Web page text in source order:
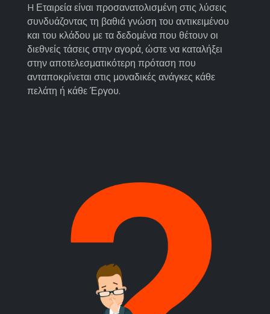
H Εταιρεία είναι προσανατολισμένη στις λύσεις
συνδυάζοντας τη βαθιά γνώση του αντικειμένου
και του κλάδου με τα δεδομένα που θέτουν οι
διεθνείς τάσεις στην αγορά, ώστε να καταλήξει
στην αποτελεσματικότερη πρόταση που
ανταποκρίνεται στις μοναδικές ανάγκες κάθε
πελάτη ή κάθε Έργου.